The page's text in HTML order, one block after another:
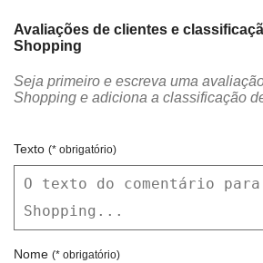
Avaliações de clientes e
Shopping
Seja primeiro e escreva uma
Shopping e adiciona a classificação
Texto (* obrigatório)
Nome (* obrigatório)